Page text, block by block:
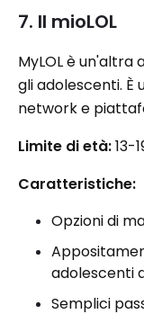
7. Il mioLOL
MyLOL è
gli adolescenti. È
network e
Limite di età:13-
Caratteristiche:
Opzioni di
adolescenti
Semplici